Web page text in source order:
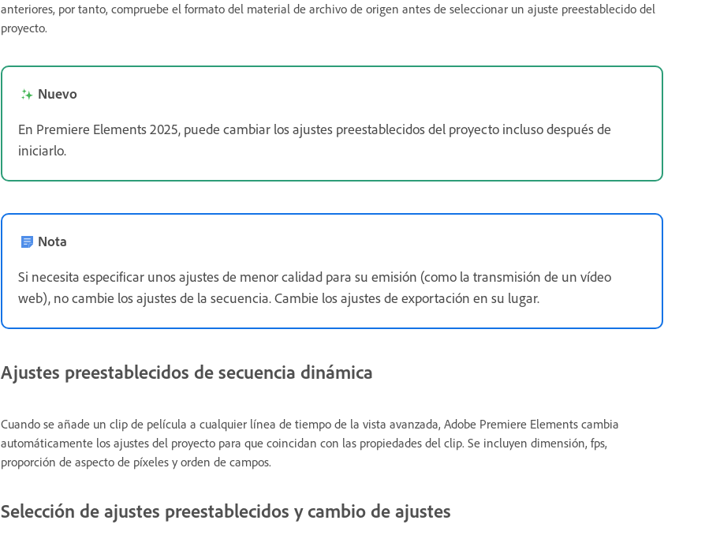
anteriores, por tanto, compruebe el formato del material de archivo de origen antes de seleccionar un ajuste preestablecido del
proyecto.
Nuevo
En Premiere Elements 2025, puede cambiar los ajustes preestablecidos del proyecto incluso después de
iniciarlo.
Nota
Si necesita especificar unos ajustes de menor calidad para su emisión (como la transmisión de un vídeo
web), no cambie los ajustes de la secuencia. Cambie los ajustes de exportación en su lugar.
Ajustes preestablecidos de secuencia dinámica
Cuando se añade un clip de película a cualquier línea de tiempo de la vista avanzada, Adobe Premiere Elements cambia
automáticamente los ajustes del proyecto para que coincidan con las propiedades del clip. Se incluyen dimensión, fps,
proporción de aspecto de píxeles y orden de campos.
Selección de ajustes preestablecidos y cambio de ajustes